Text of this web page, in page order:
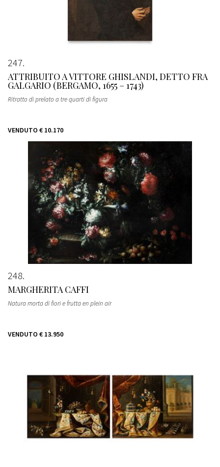
247
ATTRIBUITO A VITTORE GHISLANDI, DETTO FRA
GALGARIO (BERGAMO, 1655 – 1743)
Ritratto di prelato a tre quarti di figura
VENDUTO € 10.170
248
MARGHERITA CAFFI
Natura morta di fiori e frutta en plein air
VENDUTO € 13.950